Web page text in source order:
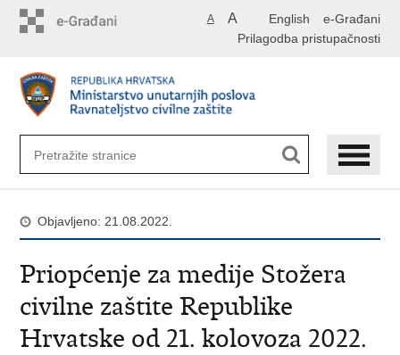
English e-Građani
A A
Prilagodba pristupačnosti
Objavljeno: 21.08.2022.
Priopćenje za medije Stožera
civilne zaštite Republike
Hrvatske od 21. kolovoza 2022.